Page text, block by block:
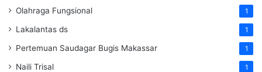
Olahraga Fungsional 1
Lakalantas ds 1
Pertemuan Saudagar Bugis Makassar 1
Naili Trisal 1